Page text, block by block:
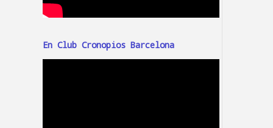
En Club Cronopios Barcelona